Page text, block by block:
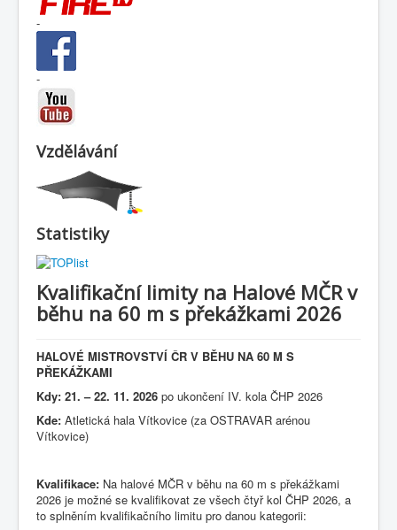
-
-
Vzdělávání
Statistiky
Kvalifikační limity na Halové MČR v
běhu na 60 m s překážkami 2026
HALOVÉ MISTROVSTVÍ ČR V BĚHU NA 60 M S
PŘEKÁŽKAMI
Kdy: 21. – 22. 11. 2026 po ukončení IV. kola ČHP 2026
Kde: Atletická hala Vítkovice (za OSTRAVAR arénou
Vítkovice)
Kvalifikace: Na halové MČR v běhu na 60 m s překážkami
2026 je možné se kvalifikovat ze všech čtyř kol ČHP 2026, a
to splněním kvalifikačního limitu pro danou kategorii: